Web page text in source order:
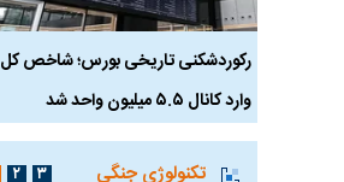
رکوردشکنی تاریخی بورس؛ شاخص کل
وارد کانال ۵.۵ میلیون واحد شد
تکنولوژی جنگی ۲ ۳